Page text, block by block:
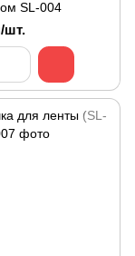
SL-004
шт.